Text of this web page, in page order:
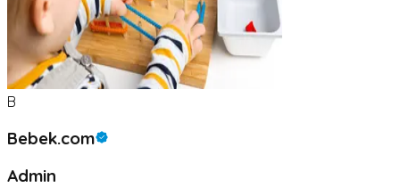
B
Bebek.com
Admin